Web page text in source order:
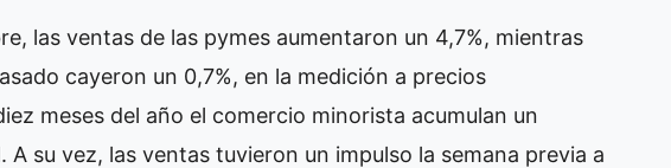
las ventas de las pymes aumentaron un 4,7%, mientras
cayeron un 0,7%, en la medición a precios
meses del año el comercio minorista acumulan un
A su vez, las ventas tuvieron un impulso la semana previa a